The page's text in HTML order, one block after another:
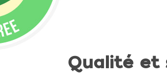
Qualité et